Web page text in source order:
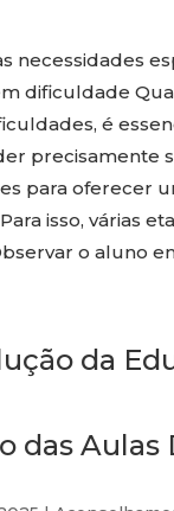
necessidades
dificuldade
é
precisamente
para oferecer
isso, várias
o aluno
da
das Aulas